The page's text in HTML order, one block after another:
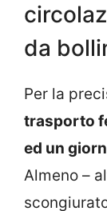
da
Per la
trasporto
ed un
Almeno –